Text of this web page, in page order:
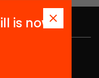
who already
projects for
is now